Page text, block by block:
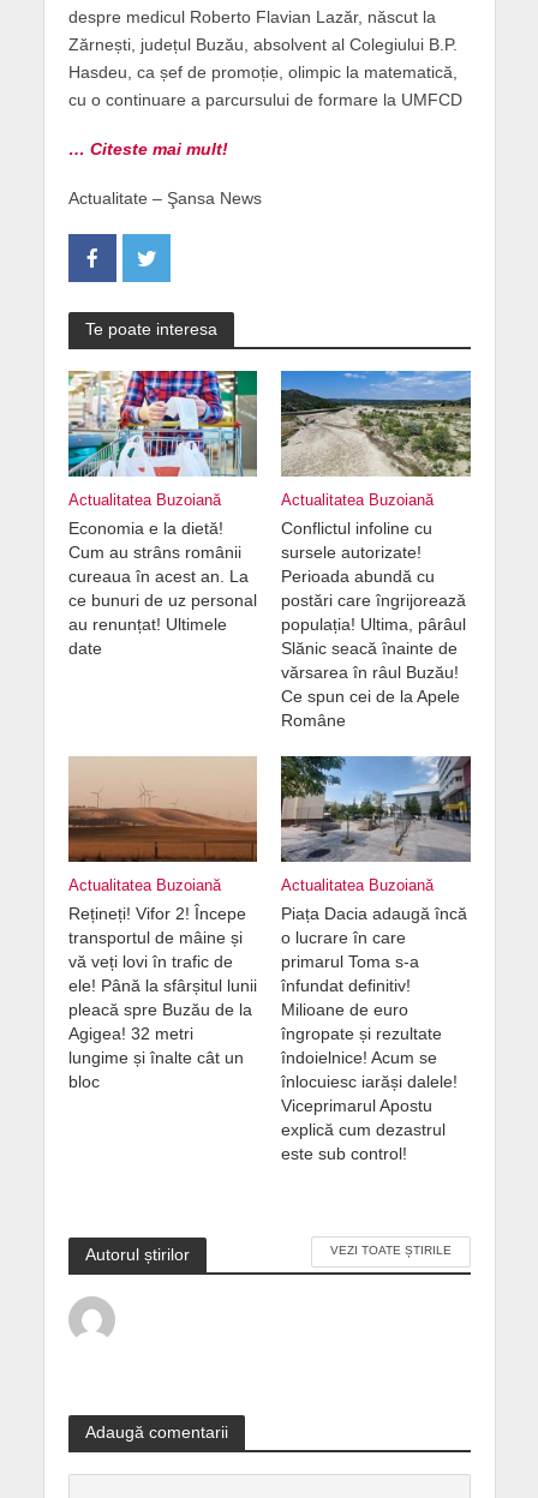
despre medicul Roberto Flavian Lazăr, născut la
Zărnești, județul Buzău, absolvent al Colegiului B.P.
Hasdeu, ca șef de promoție, olimpic la matematică,
cu o continuare a parcursului de formare la UMFCD
… Citeste mai mult!
Actualitate – Şansa News
Te poate interesa
Actualitatea Buzoiană
Economia e la dietă!
Cum au strâns românii
cureaua în acest an. La
ce bunuri de uz personal
au renunțat! Ultimele
date
Actualitatea Buzoiană
Conflictul infoline cu
sursele autorizate!
Perioada abundă cu
postări care îngrijorează
populația! Ultima, pârâul
Slănic seacă înainte de
vărsarea în râul Buzău!
Ce spun cei de la Apele
Române
Actualitatea Buzoiană
Rețineți! Vifor 2! Începe
transportul de mâine și
vă veți lovi în trafic de
ele! Până la sfârșitul lunii
pleacă spre Buzău de la
Agigea! 32 metri
lungime și înalte cât un
bloc
Actualitatea Buzoiană
Piața Dacia adaugă încă
o lucrare în care
primarul Toma s-a
înfundat definitiv!
Milioane de euro
îngropate și rezultate
îndoielnice! Acum se
înlocuiesc iarăși dalele!
Viceprimarul Apostu
explică cum dezastrul
este sub control!
Autorul știrilor VEZI TOATE ȘTIRILE
Adaugă comentarii